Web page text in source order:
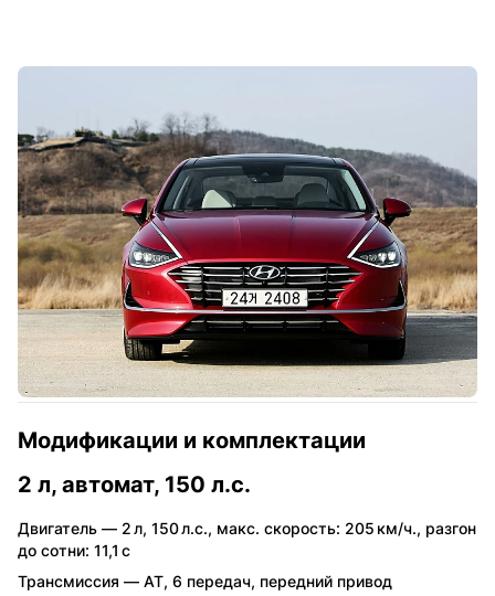
Модификации и комплектации
2 л, автомат, 150 л.с.
Двигатель — 2 л, 150 л.с., макс. скорость: 205 км/ч., разгон
до сотни: 11,1 с
Трансмиссия — AT, 6 передач, передний привод